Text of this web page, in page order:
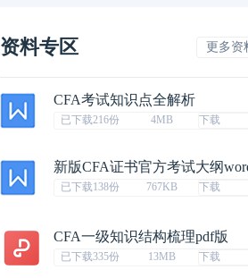
资料专区 更多资
CFA考试知识点全解析
已下载216份 4MB 下载
新版CFA证书官方考试大纲
已下载138份 767KB 下载
CFA一级知识结构梳理pdf版
已下载335份 13MB 下载